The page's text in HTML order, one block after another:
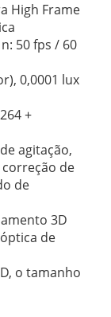
High Frame
50 fps / 60
0,0001 lux
+
agitação,
de
de
3D
de
o tamanho